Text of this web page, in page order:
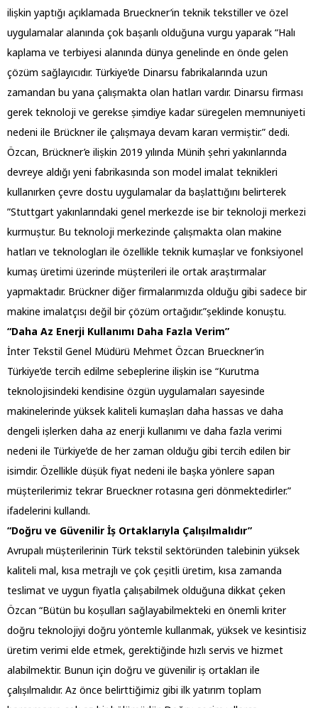
ilișkin yaptığı açıklamada Brueckner’in teknik tekstiller ve özel
uygulamalar alanında çok bașarılı olduğuna vurgu yaparak “Halı
kaplama ve terbiyesi alanında dünya genelinde en önde gelen
çözüm sağlayıcıdır. Türkiye’de Dinarsu fabrikalarında uzun
zamandan bu yana çalıșmakta olan hatları vardır. Dinarsu firması
gerek teknoloji ve gerekse șimdiye kadar süregelen memnuniyeti
nedeni ile Brückner ile çalıșmaya devam kararı vermiștir.” dedi.
Özcan, Brückner’e ilișkin 2019 yılında Münih șehri yakınlarında
devreye aldığı yeni fabrikasında son model imalat teknikleri
kullanırken çevre dostu uygulamalar da bașlattığını belirterek
”Stuttgart yakınlarındaki genel merkezde ise bir teknoloji merkezi
kurmuștur. Bu teknoloji merkezinde çalıșmakta olan makine
hatları ve teknologları ile özellikle teknik kumașlar ve fonksiyonel
kumaș üretimi üzerinde müșterileri ile ortak araștırmalar
yapmaktadır. Brückner diğer firmalarımızda olduğu gibi sadece bir
makine imalatçısı değil bir çözüm ortağıdır.”șeklinde konuștu.
“Daha Az Enerji Kullanımı Daha Fazla Verim”
İnter Tekstil Genel Müdürü Mehmet Özcan Brueckner’in
Türkiye’de tercih edilme sebeplerine ilișkin ise “Kurutma
teknolojisindeki kendisine özgün uygulamaları sayesinde
makinelerinde yüksek kaliteli kumașları daha hassas ve daha
dengeli ișlerken daha az enerji kullanımı ve daha fazla verimi
nedeni ile Türkiye’de de her zaman olduğu gibi tercih edilen bir
isimdir. Özellikle düșük fiyat nedeni ile bașka yönlere sapan
müșterilerimiz tekrar Brueckner rotasına geri dönmektedirler.”
ifadelerini kullandı.
“Doğru ve Güvenilir İș Ortaklarıyla Çalıșılmalıdır”
Avrupalı müșterilerinin Türk tekstil sektöründen talebinin yüksek
kaliteli mal, kısa metrajlı ve çok çeșitli üretim, kısa zamanda
teslimat ve uygun fiyatla çalıșabilmek olduğuna dikkat çeken
Özcan “Bütün bu koșulları sağlayabilmekteki en önemli kriter
doğru teknolojiyi doğru yöntemle kullanmak, yüksek ve kesintisiz
üretim verimi elde etmek, gerektiğinde hızlı servis ve hizmet
alabilmektir. Bunun için doğru ve güvenilir iș ortakları ile
çalıșılmalıdır. Az önce belirttiğimiz gibi ilk yatırım toplam